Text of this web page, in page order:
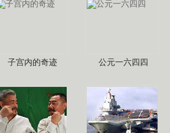
子宫内的奇迹 公元一六四四